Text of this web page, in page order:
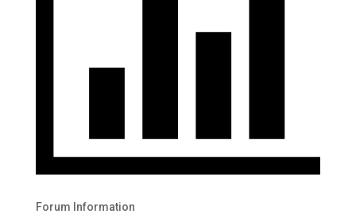
Forum Information